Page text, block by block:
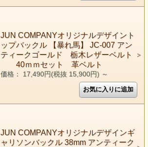
JUN COMPANYオリジナルデザイント
ップバックル 【暴れ馬】 JC-007 アン
ティークゴールド 栃木レザーベルト
40ｍｍセット 革ベルト
価格： 17,490円(税抜 15,900円) ～
JUN COMPANYオリジナルデザインギ
ャリソンバックル 38mm アンティーク